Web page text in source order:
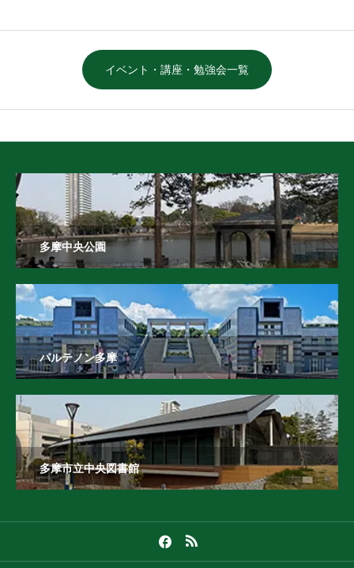
イベント・講座・勉強会一覧
多摩中央公園
パルテノン多摩
多摩市立中央図書館